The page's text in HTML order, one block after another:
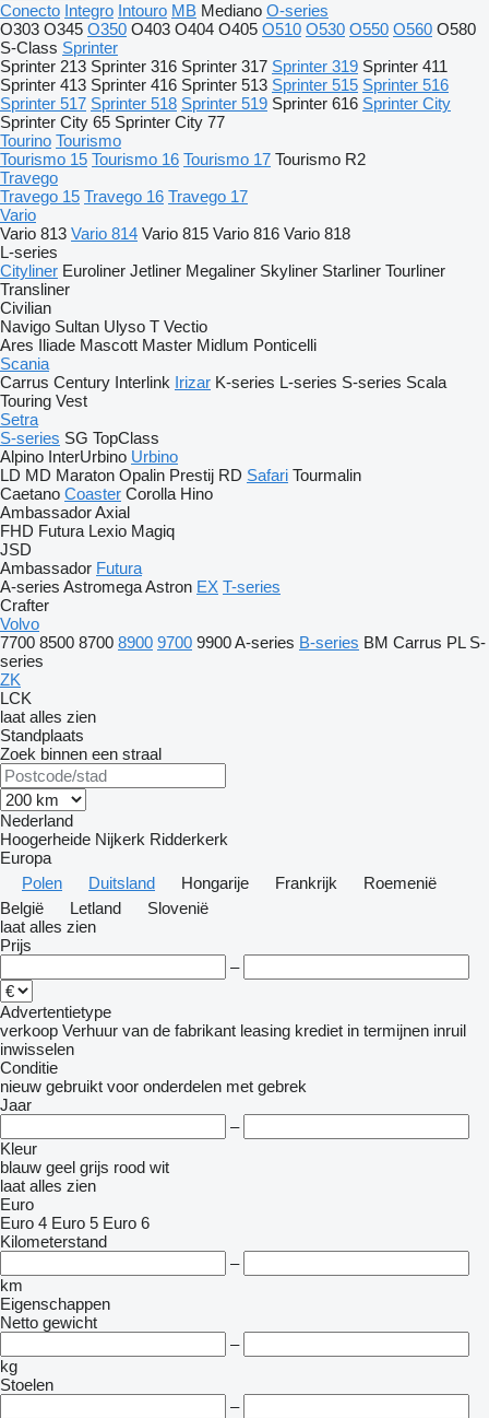
Conecto Integro Intouro MB Mediano O-series
O303 O345 O350 O403 O404 O405 O510 O530 O550 O560 O580
S-Class Sprinter
Sprinter 213 Sprinter 316 Sprinter 317 Sprinter 319 Sprinter 411
Sprinter 413 Sprinter 416 Sprinter 513 Sprinter 515 Sprinter 516
Sprinter 517 Sprinter 518 Sprinter 519 Sprinter 616 Sprinter City
Sprinter City 65 Sprinter City 77
Tourino Tourismo
Tourismo 15 Tourismo 16 Tourismo 17 Tourismo R2
Travego
Travego 15 Travego 16 Travego 17
Vario
Vario 813 Vario 814 Vario 815 Vario 816 Vario 818
L-series
Cityliner Euroliner Jetliner Megaliner Skyliner Starliner Tourliner
Transliner
Civilian
Navigo Sultan Ulyso T Vectio
Ares Iliade Mascott Master Midlum Ponticelli
Scania
Carrus Century Interlink Irizar K-series L-series S-series Scala
Touring Vest
Setra
S-series SG TopClass
Alpino InterUrbino Urbino
LD MD Maraton Opalin Prestij RD Safari Tourmalin
Caetano Coaster Corolla Hino
AmbassadorAxial
FHD Futura Lexio Magiq
JSD
Ambassador Futura
A-series AstromegaAstron EX T-series
Crafter
Volvo
7700 8500 8700 8900 9700 9900A-series B-series BM Carrus PL S-
series
ZK
LCK
laat alles zien
Standplaats
Zoek binnen een straal
Nederland
Hoogerheide Nijkerk Ridderkerk
Europa
Polen
Duitsland Hongarije Frankrijk
Roemenië
België
Letland
Slovenië
laat alles zien
Prijs
–
Advertentietype
verkoop Verhuur van de fabrikant leasing krediet in termijnen inruil
inwisselen
Conditie
nieuw gebruikt voor onderdelen met gebrek
Jaar
–
Kleur
blauw geel grijs rood wit
laat alles zien
Euro
Euro 4 Euro 5 Euro 6
Kilometerstand
–
km
Eigenschappen
Netto gewicht
–
kg
Stoelen
–